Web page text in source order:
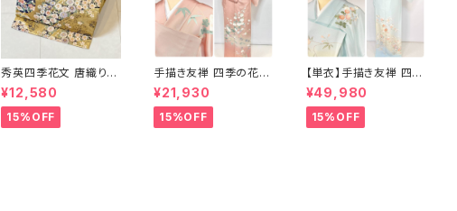
秀英四季花文 唐織り
丸紋 袋帯 正絹 金糸 ゴ
ールド 紺 ピンク 705
¥12,580
15%OFF
手描き友禅 四季の花々
訪問着 袷 正絹 サーモ
ンピンク クリーム 白 桃
花色 1434
¥21,930
15%OFF
【単衣】手描き友禅 四季
の花々 正絹 訪問着 水
色 黄緑 白 パステルカラ
ー 1431
¥49,980
15%OFF